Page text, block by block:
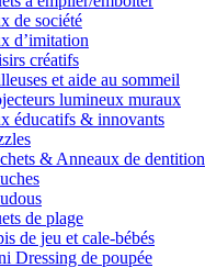
de société
d’imitation
créatifs
et aide au sommeil
lumineux muraux
éducatifs & innovants
& Anneaux de dentition
de plage
de jeu et cale-bébés
Dressing de poupée